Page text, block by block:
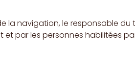
navigation, le responsable du
par les personnes habilitées